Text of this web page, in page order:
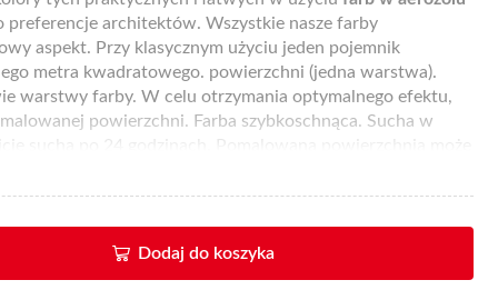
preferencje architektów. Wszystkie nasze farby
aspekt. Przy klasycznym użyciu jeden pojemnik
metra kwadratowego. powierzchni (jedna warstwa).
warstwy farby. W celu otrzymania optymalnego efektu,
powierzchni. Farba szybkoschnąca. Sucha w
sucha po 24 godzinach. Pomalowana powierzchnia może
w aerozolu jest dostępna ustałych
Dodaj do koszyka